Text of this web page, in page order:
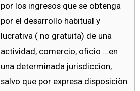
por los ingresos que se obtenga
por el desarrollo habitual y
lucrativa ( no gratuita) de una
actividad, comercio, oficio ...en
una determinada jurisdiccìon,
salvo que por expresa disposiciòn